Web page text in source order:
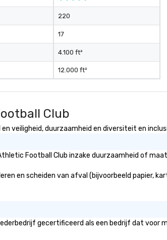
220
17
4.100 ft²
12.000 ft²
Club
veiligheid, duurzaamheid en diversiteit en
Football Club inzake duurzaamheid of
en scheiden van afval (bijvoorbeeld papier,
gecertificeerd als een bedrijf dat voor